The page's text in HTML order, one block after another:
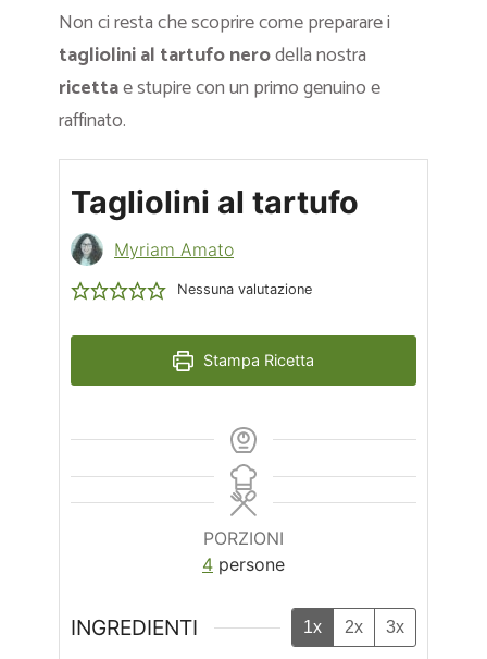
Non ci resta che scoprire come preparare i
tagliolini al tartufo nerodella nostra
ricettae stupire con un primo genuino e
raffinato.
Tagliolini al tartufo
Myriam Amato
Nessuna valutazione
Stampa Ricetta
PORZIONI
4 persone
INGREDIENTI 1x 2x 3x